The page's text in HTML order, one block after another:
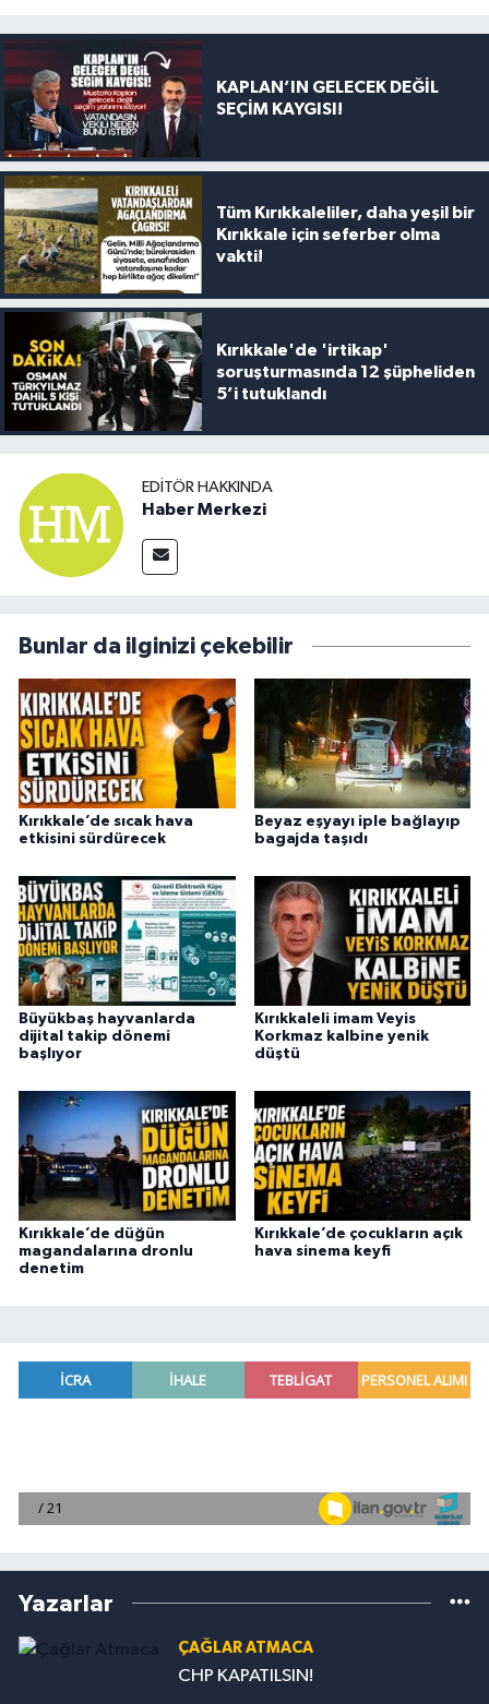
KAPLAN’IN GELECEK DEĞİL
SEÇİM KAYGISI!
Tüm Kırıkkaleliler, daha yeşil bir
Kırıkkale için seferber olma
vakti!
Kırıkkale'de 'irtikap'
soruşturmasında 12 şüpheliden
5’i tutuklandı
EDITÖR HAKKINDA
Haber Merkezi
Bunlar da ilginizi çekebilir
Kırıkkale’de sıcak hava
etkisini sürdürecek
Beyaz eşyayı iple bağlayıp
bagajda taşıdı
Büyükbaş hayvanlarda
dijital takip dönemi
başlıyor
Kırıkkaleli imam Veyis
Korkmaz kalbine yenik
düştü
Kırıkkale’de düğün
magandalarına dronlu
denetim
Kırıkkale’de çocukların açık
hava sinema keyfi
Yazarlar
ÇAĞLAR ATMACA
CHP KAPATILSIN!